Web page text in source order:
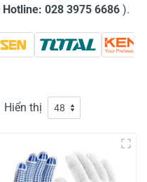
Hotline: 028 3975 6686 ).
Hiển thị